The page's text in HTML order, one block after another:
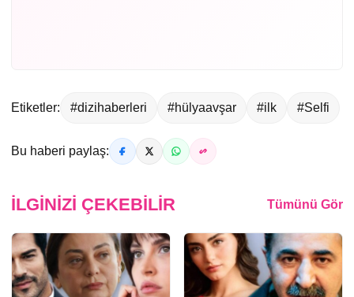
Etiketler: #dizihaberleri #hülyaavşar #ilk #Selfi
Bu haberi paylaş:
İLGINIZI ÇEKEBILIR Tümünü Gör